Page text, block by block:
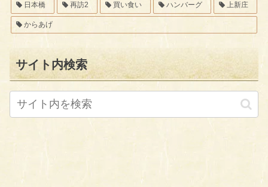
日本橋 再訪2 買い食い ハンバーグ 上新庄
からあげ
サイト内検索